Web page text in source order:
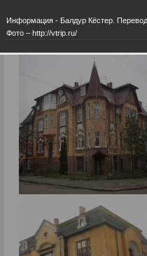
Информация - Балдур Кёстер.
Фото – http://vtrip.ru/